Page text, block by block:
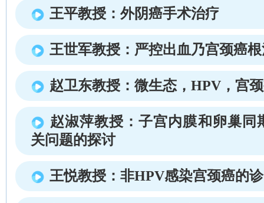
王平教授：外阴癌手术治疗
王世军教授：严控出血乃宫颈癌
赵卫东教授：微生态，HPV，宫
赵淑萍教授：子宫内膜和卵巢同
关问题的探讨
王悦教授：非HPV感染宫颈癌的